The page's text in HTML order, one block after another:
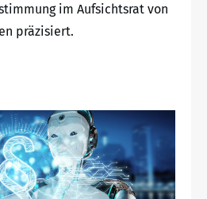
im Aufsichtsrat von
präzisiert.